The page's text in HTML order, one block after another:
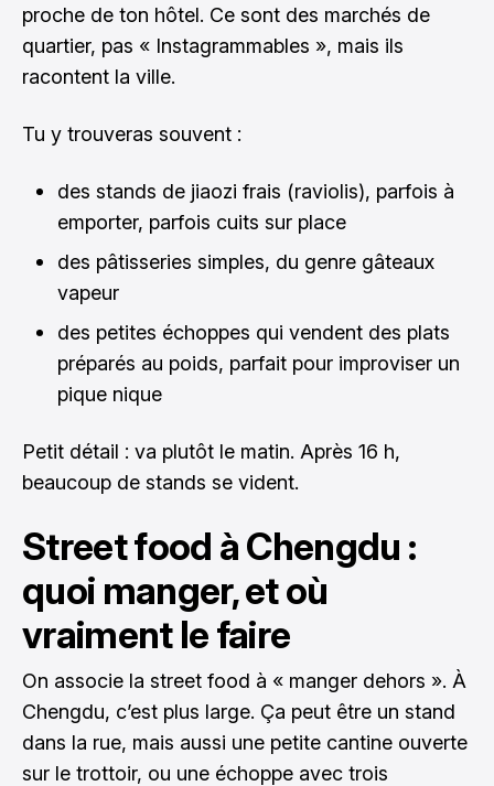
proche de ton hôtel. Ce sont des marchés de
quartier, pas « Instagrammables », mais ils
racontent la ville.
Tu y trouveras souvent :
des stands de jiaozi frais (raviolis), parfois à
emporter, parfois cuits sur place
des pâtisseries simples, du genre gâteaux
vapeur
des petites échoppes qui vendent des plats
préparés au poids, parfait pour improviser un
pique nique
Petit détail : va plutôt le matin. Après 16 h,
beaucoup de stands se vident.
Street food à Chengdu :
quoi manger, et où
vraiment le faire
On associe la street food à « manger dehors ». À
Chengdu, c’est plus large. Ça peut être un stand
dans la rue, mais aussi une petite cantine ouverte
sur le trottoir, ou une échoppe avec trois